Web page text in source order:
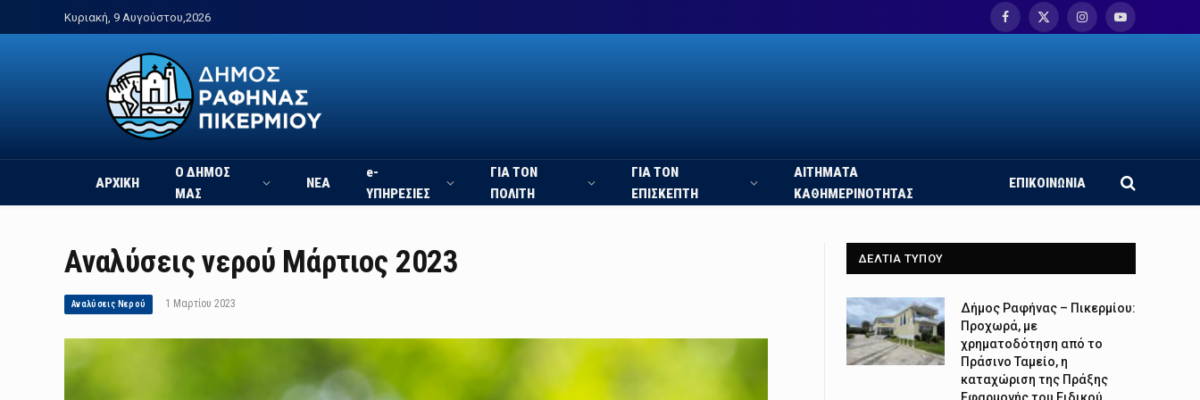
Κυριακή, 9 Αυγούστου,2026
Facebook
X
InstagramYouTube
ΑΡΧΙΚΗ
Ο ΔΗΜΟΣ
ΜΑΣ
ΝΕΑ
e-
ΥΠΗΡΕΣΙΕΣ
ΓΙΑ ΤΟΝ
ΠΟΛΙΤΗ
ΓΙΑ ΤΟΝ
ΕΠΙΣΚΕΠΤΗ
ΑΙΤΗΜΑΤΑ
ΚΑΘΗΜΕΡΙΝΟΤΗΤΑΣ
ΕΠΙΚΟΙΝΩΝΙΑ
Aναλύσεις νερού Μάρτιος 2023
Αναλύσεις Νερού 1 Μαρτίου 2023
ΔΕΛΤΙΑ ΤΥΠΟΥ
Δήμος Ραφήνας – Πικερμίου:
Προχωρά, με
χρηματοδότηση από το
Πράσινο Ταμείο, η
καταχώριση της Πράξης